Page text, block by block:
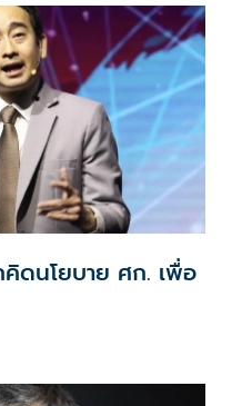
ดนโยบาย ศก. เพื่อ